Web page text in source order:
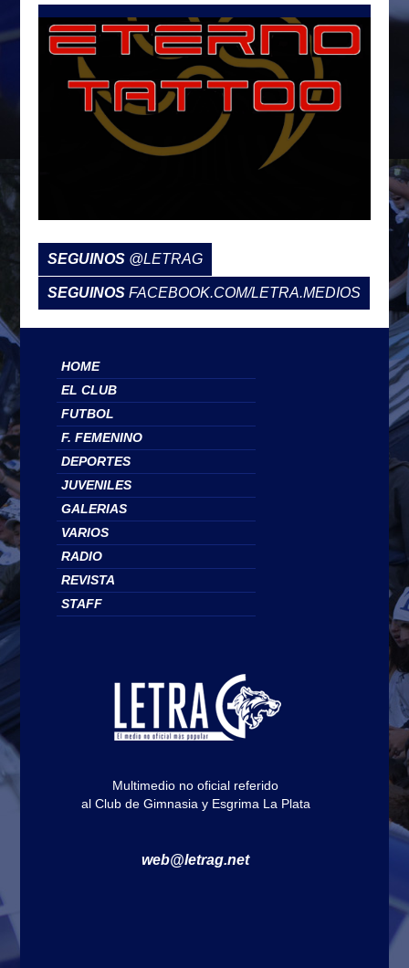
SEGUINOS @LETRAG
SEGUINOSFACEBOOK.COM/LETRA.MEDIOS
HOME
EL CLUB
FUTBOL
F. FEMENINO
DEPORTES
JUVENILES
GALERIAS
VARIOS
RADIO
REVISTA
STAFF
Multimedio no oficial referido
al Club de Gimnasia y Esgrima La Plata
web@letrag.net